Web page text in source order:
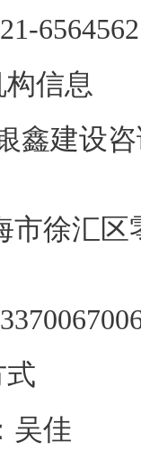
021-
信息
鑫建设
徐汇区
：
式
吴佳